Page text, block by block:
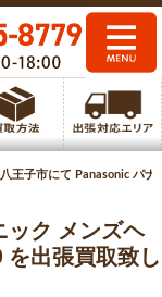
八王子市にて Panasonic パ
ック メンズヘ
を出張買取致し